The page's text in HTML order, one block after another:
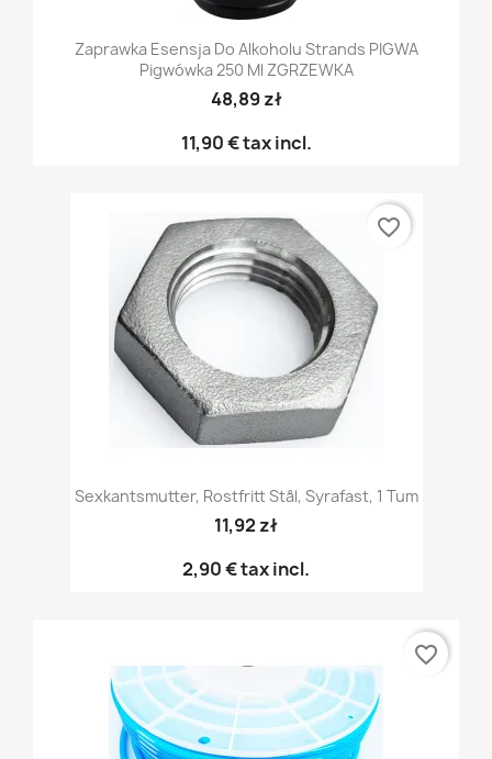
Zaprawka Esensja Do Alkoholu Strands PIGWA
Pigwówka 250 Ml ZGRZEWKA
48,89 zł
11,90 €tax incl.
Sexkantsmutter, Rostfritt Stål, Syrafast, 1 Tum
11,92 zł
2,90 €tax incl.
favorite_border
favorite_border